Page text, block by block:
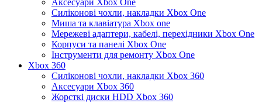
Силіконові чохли, накладки Xbox One
Миша та клавіатура Xbox one
Мережеві адаптери, кабелі, перехідники Xbox One
Корпуси та панелі Xbox One
Інструменти для ремонту Xbox One
Xbox 360
Силіконові чохли, накладки Xbox 360
Аксесуари Xbox 360
Жорсткі диски HDD Xbox 360